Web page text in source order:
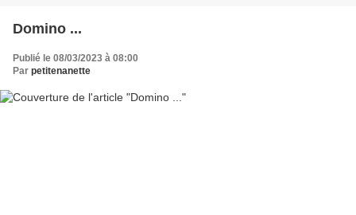
Domino ...
Publié le 08/03/2023 à 08:00
Par petitenanette